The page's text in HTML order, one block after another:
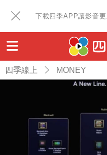
下載四季APP讓影音
四季線上 MONEY